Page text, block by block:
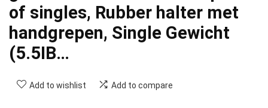
of singles, Rubber halter met
handgrepen, Single Gewicht
(5.5IB…
Add to wishlist Add to compare